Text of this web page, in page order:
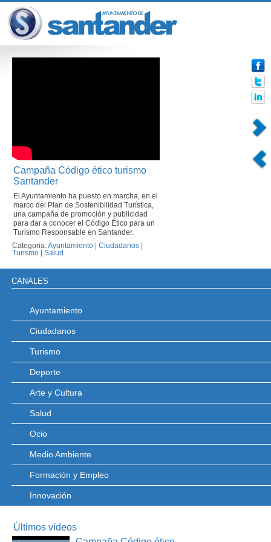
Campaña Código ético turismo
Santander
El Ayuntamiento ha puesto en marcha, en el
marco del Plan de Sostenibilidad Turística,
una campaña de promoción y publicidad
para dar a conocer el Código Ético para un
Turismo Responsable en Santander.
Categoria:Ayuntamiento Ciudadanos
Turismo
Salud
CANALES
Ayuntamiento
Ciudadanos
Turismo
Deporte
Arte y Cultura
Salud
Ocio
Medio Ambiente
Formación y Empleo
Innovación
Últimos vídeos